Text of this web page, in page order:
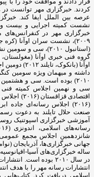
کردند. خبرگزاری مهر توانست
نشست کمیته اجرایی و بیست و
خبرگزاری مهر در کنفرانس‌های
(استانبول ۲۰۱۰)،
داشته و میهمان ویژه سومین
اقتصادی
ساله خبرگزاری‌های آسیا-
انتشارات رسانه مهر را با هدف
اسلامی دریافت کرد.